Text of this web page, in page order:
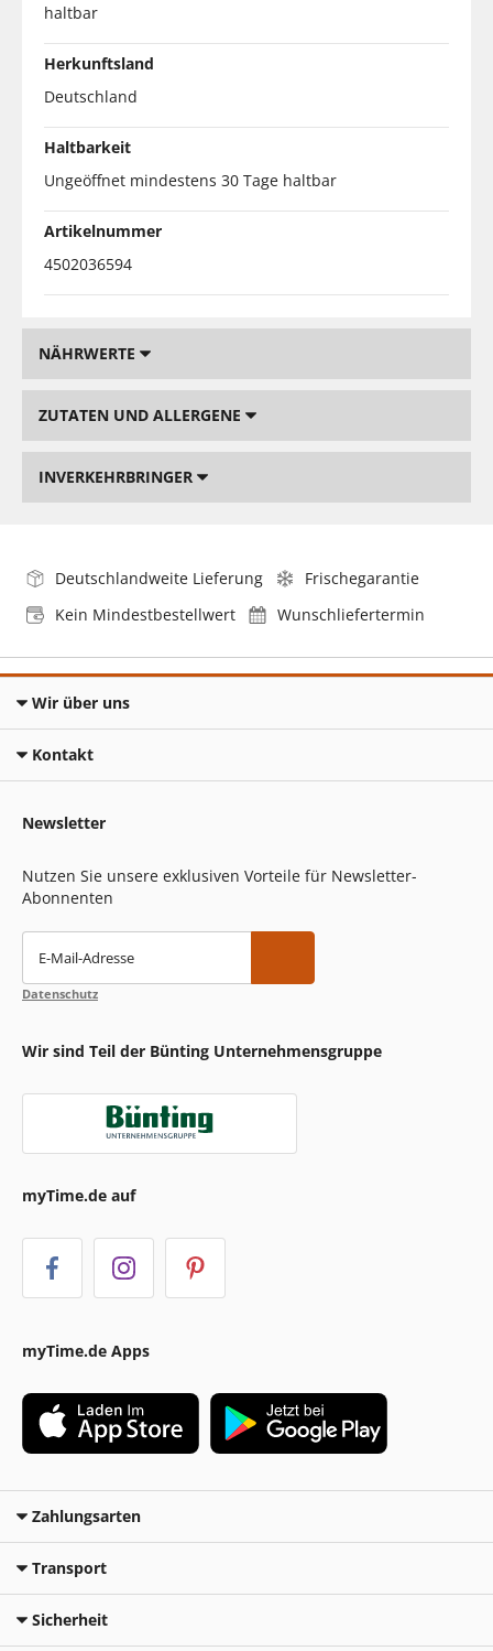
haltbar
Herkunftsland
Deutschland
Haltbarkeit
Ungeöffnet mindestens 30 Tage haltbar
Artikelnummer
4502036594
NÄHRWERTE
ZUTATEN UND ALLERGENE
INVERKEHRBRINGER
Deutschlandweite Lieferung
Frischegarantie
Kein Mindestbestellwert
Wunschliefertermin
Wir über uns
Kontakt
Newsletter
Nutzen Sie unsere exklusiven Vorteile für Newsletter-
Abonnenten
E-Mail-Adresse
Datenschutz
Wir sind Teil der Bünting Unternehmensgruppe
myTime.de auf
myTime.de Apps
Zahlungsarten
Transport
Sicherheit